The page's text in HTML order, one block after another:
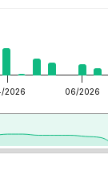
2026 06/2026